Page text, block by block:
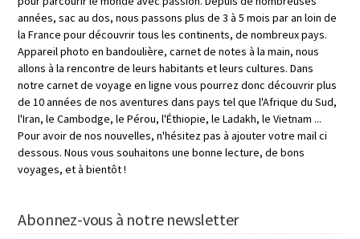
années, sac au dos, nous passons plus de 3 à 5 mois par an loin de
la France pour découvrir tous les continents, de nombreux pays.
Appareil photo en bandoulière, carnet de notes à la main, nous
allons à la rencontre de leurs habitants et leurs cultures. Dans
notre carnet de voyage en ligne vous pourrez donc découvrir plus
de 10 années de nos aventures dans pays tel que l'Afrique du Sud,
l'Iran, le Cambodge, le Pérou, l'Éthiopie, le Ladakh, le Vietnam ...
Pour avoir de nos nouvelles, n'hésitez pas à ajouter votre mail ci
dessous. Nous vous souhaitons une bonne lecture, de bons
voyages, et à bientôt !
Abonnez-vous à notre newsletter